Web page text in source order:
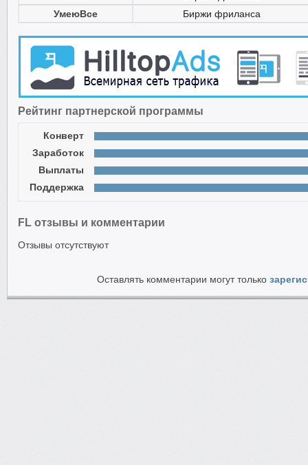
УмеюВсе
Биржи фриланса
Рейтинг партнерской программы
Конверт
Заработок
Выплаты
Поддержка
FL отзывы и комментарии
Отзывы отсутствуют
Оставлять комментарии могут только